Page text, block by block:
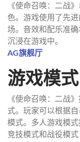
《使命召唤：二战
色。游戏使用了先
场。音效和配乐准
沉浸在游戏中。
AG旗舰厅
游戏模式
《使命召唤：二战
式。玩家可以根据
模式。多人游戏模
竞技模式和战役模式